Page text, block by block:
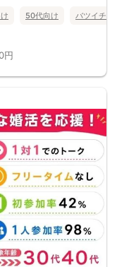
50代向け バツイチ・
円